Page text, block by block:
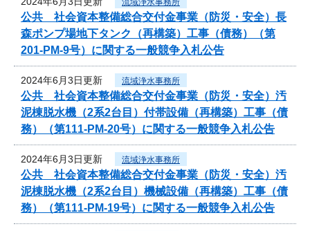
流域浄水事務所
公共 社会資本整備総合交付金事業（防災・安全）長
森ポンプ場地下タンク（再構築）工事（債務）（第
201-PM-9号）に関する一般競争入札公告
2024年6月3日更新 流域浄水事務所
公共 社会資本整備総合交付金事業（防災・安全）汚
泥棟脱水機（2系2台目）付帯設備（再構築）工事（債
務）（第111-PM-20号）に関する一般競争入札公告
2024年6月3日更新 流域浄水事務所
公共 社会資本整備総合交付金事業（防災・安全）汚
泥棟脱水機（2系2台目）機械設備（再構築）工事（債
務）（第111-PM-19号）に関する一般競争入札公告